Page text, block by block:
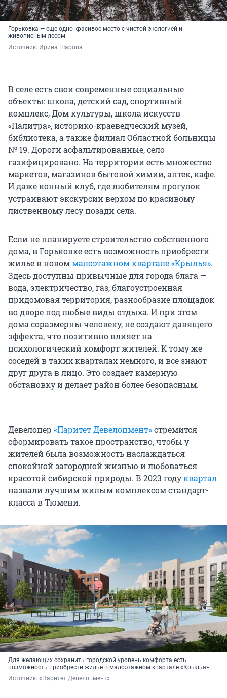
Горьковка — еще одно красивое место с чистой экологией и
живописным лесом
Источник: Ирина Шарова
В селе есть свои современные социальные
объекты: школа, детский сад, спортивный
комплекс, Дом культуры, школа искусств
«Палитра», историко-краеведческий музей,
библиотека, а также филиал Областной больницы
№ 19. Дороги асфальтированные, село
газифицировано. На территории есть множество
маркетов, магазинов бытовой химии, аптек, кафе.
И даже конный клуб, где любителям прогулок
устраивают экскурсии верхом по красивому
лиственному лесу позади села.
Если не планируете строительство собственного
дома, в Горьковке есть возможность приобрести
жилье в новоммалоэтажном квартале «Крылья».
Здесь доступны привычные для города блага —
вода, электричество, газ, благоустроенная
придомовая территория, разнообразие площадок
во дворе под любые виды отдыха. И при этом
дома соразмерны человеку, не создают давящего
эффекта, что позитивно влияет на
психологический комфорт жителей. К тому же
соседей в таких кварталах немного, и все знают
друг друга в лицо. Это создает камерную
обстановку и делает район более безопасным.
Девелопер «Паритет Девелопмент»стремится
сформировать такое пространство, чтобы у
жителей была возможность наслаждаться
спокойной загородной жизнью и любоваться
красотой сибирской природы. В 2023 годуквартал
назвали лучшим жилым комплексом стандарт-
класса в Тюмени.
Для желающих сохранить городской уровень комфорта есть
возможность приобрести жилье в малоэтажном квартале «Крылья»
Источник: «Паритет Девелопмент»